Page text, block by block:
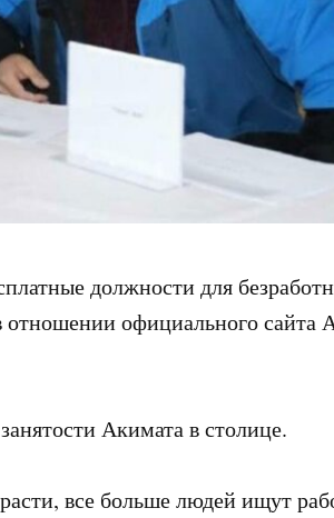
должности для
отношении официального сайта
Акимата в столице.
все больше людей ищут